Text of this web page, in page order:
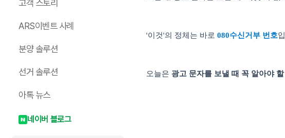
고객 스토리
ARS이벤트 사례
분양 솔루션
선거 솔루션
아톡 뉴스
네이버 블로그
'이것'의 정체는 바로 080수신거부 번호
오늘은 광고 문자를 보낼 때 꼭 알아야 할